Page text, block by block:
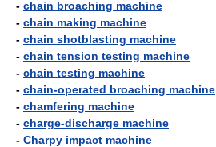
- chain broaching machine
- chain making machine
- chain shotblasting machine
- chain tension testing machine
- chain testing machine
- chain-operated broaching machine
- chamfering machine
- charge-discharge machine
- Charpy impact machine